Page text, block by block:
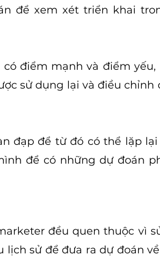
để xem xét triển khai
điểm mạnh và điểm yếu,
sử dụng lại và điều chỉnh
đạp để từ đó có thể lặp
để có những dự đoán
đều quen thuộc vì
sử để đưa ra dự đoán